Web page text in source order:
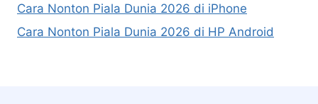
Cara Nonton Piala Dunia 2026 di iPhone
Cara Nonton Piala Dunia 2026 di HP Android